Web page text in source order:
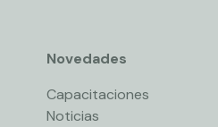
Novedades
Capacitaciones
Noticias